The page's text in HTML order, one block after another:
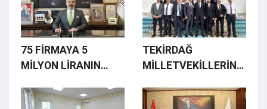
75 FİRMAYA 5
MİLYON LİRANIN
TEKİRDAĞ
MİLLETVEKİLLERİNE
ZİYARETİ